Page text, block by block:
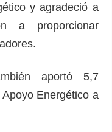
y agradeció a
a proporcionar
aportó 5,7
Energético a